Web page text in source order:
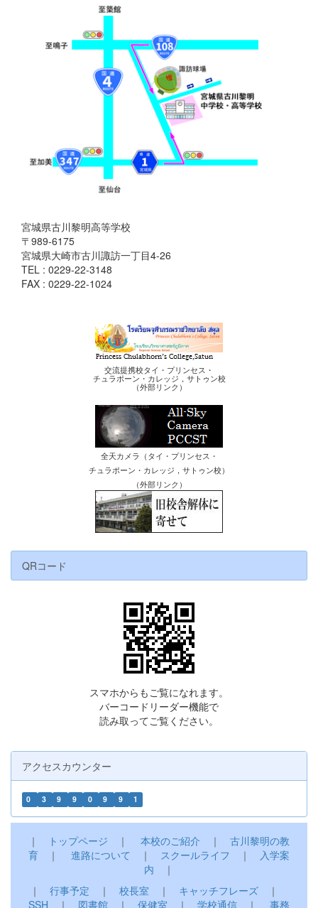
宮城県古川黎明高等学校
〒989-6175
宮城県大崎市古川諏訪一丁目4-26
TEL : 0229-22-3148
FAX : 0229-22-1024
交流提携校タイ・プリンセス・
チュラポーン・カレッジ，サトゥン校
（外部リンク）
全天カメラ（タイ・プリンセス・
チュラポーン・カレッジ，サトゥン校）
（外部リンク）
QRコード
スマホからもご覧になれます。
バーコードリーダー機能で
読み取ってご覧ください。
アクセスカウンター
0 3 9 9 0 9 9 1
｜ トップページ ｜ 本校のご紹介 ｜ 古川黎明の教
育 ｜ 進路について ｜ スクールライフ ｜
入学案
内 ｜
｜ 行事予定 ｜ 校長室 ｜ キャッチフレーズ ｜
SSH ｜ 図書館 ｜ 保健室 ｜ 学校通信 ｜ 事務